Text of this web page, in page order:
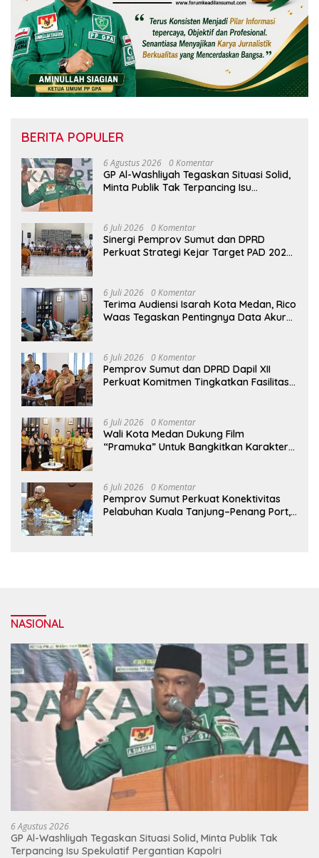
BERITA POPULER
6 Agustus 2026 0 Komentar
GP Al-Washliyah Tegaskan Situasi Solid,
Minta Publik Tak Terpancing Isu
6 Juli 2026 0 Komentar
Sinergi Pemprov Sumut dan DPRD
Perkuat Strategi Kejar Target PAD 2026
6 Juli 2026 0 Komentar
Terima Audiensi Isarah Kota Medan, Rico
Waas Tegaskan Pentingnya Data Akurat
6 Juli 2026 0 Komentar
Pemprov Sumut dan DPRD Dapil XII
Perkuat Komitmen Tingkatkan Fasilitas
6 Juli 2026 0 Komentar
Wali Kota Medan Dukung Film
“Pramuka” Untuk Bangkitkan Karakter
6 Juli 2026 0 Komentar
Pemprov Sumut Perkuat Konektivitas
Pelabuhan Kuala Tanjung–Penang Port,
NASIONAL
6 Agustus 2026
GP Al-Washliyah Tegaskan Situasi Solid, Minta Publik Tak
Terpancing Isu Spekulatif Pergantian Kapolri